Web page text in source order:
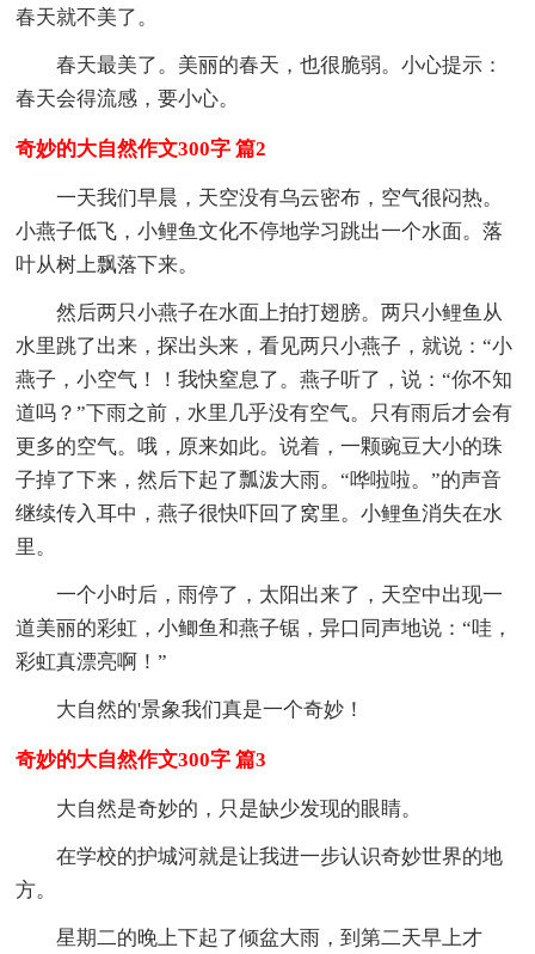
春天就不美了。
春天最美了。美丽的春天，也很脆弱。小心提示：
春天会得流感，要小心。
奇妙的大自然作文300字 篇2
一天我们早晨，天空没有乌云密布，空气很闷热。
小燕子低飞，小鲤鱼文化不停地学习跳出一个水面。落
叶从树上飘落下来。
然后两只小燕子在水面上拍打翅膀。两只小鲤鱼从
水里跳了出来，探出头来，看见两只小燕子，就说：“小
燕子，小空气！！我快窒息了。燕子听了，说：“你不知
道吗？”下雨之前，水里几乎没有空气。只有雨后才会有
更多的空气。哦，原来如此。说着，一颗豌豆大小的珠
子掉了下来，然后下起了瓢泼大雨。“哗啦啦。”的声音
继续传入耳中，燕子很快吓回了窝里。小鲤鱼消失在水
里。
一个小时后，雨停了，太阳出来了，天空中出现一
道美丽的彩虹，小鲫鱼和燕子锯，异口同声地说：“哇，
彩虹真漂亮啊！”
大自然的'景象我们真是一个奇妙！
奇妙的大自然作文300字 篇3
大自然是奇妙的，只是缺少发现的眼睛。
在学校的护城河就是让我进一步认识奇妙世界的地
方。
星期二的晚上下起了倾盆大雨，到第二天早上才